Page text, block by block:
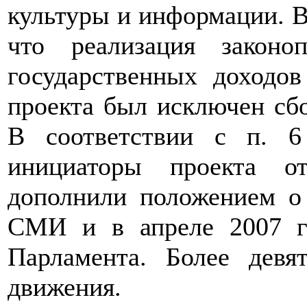
культуры и информации.
что реализация
государственных
проекта был исключен
В соответствии с п.
инициаторы проекта
дополнили положением
СМИ и в апреле 2007
Парламента. Более
движения.